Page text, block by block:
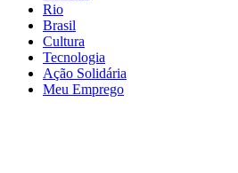
Rio
Brasil
Cultura
Tecnologia
Ação Solidária
Meu Emprego